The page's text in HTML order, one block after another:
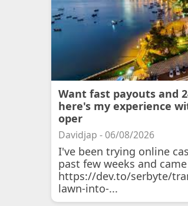
Want fast payouts and
here's my experience
oper
Davidjap - 06/08/2026
I've been trying online
past few weeks and
https://dev.to/serbyte/
lawn-into-...